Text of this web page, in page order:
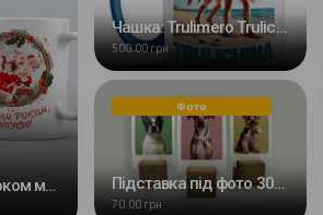
Чашка: З новим роком матуся
Чашка: Trulimero Trulichina
500.00 грн
Фото
Підставка під фото 30х30х30мм
70.00 грн